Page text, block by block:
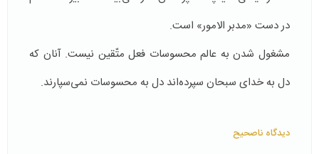
در دست «مدبر الامور» است.
مشغول شدن به عالم محسوسات فعل متّقین نیست. آنان كه
دل به خدای سبحان سپرده‌اند دل به محسوسات نمی‌سپارند.
دیدگاه ناصحیح